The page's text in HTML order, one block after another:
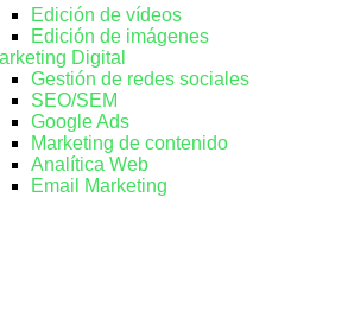
Edición de vídeos
Edición de imágenes
Digital
Gestión de redes sociales
SEO/SEM
Google Ads
Marketing de contenido
Analítica Web
Email Marketing